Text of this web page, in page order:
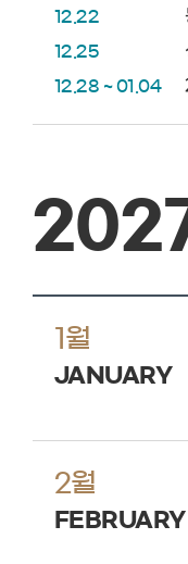
12.22
12.25
12.28 ~ 01.04
1월
JANUARY
2월
FEBRUARY